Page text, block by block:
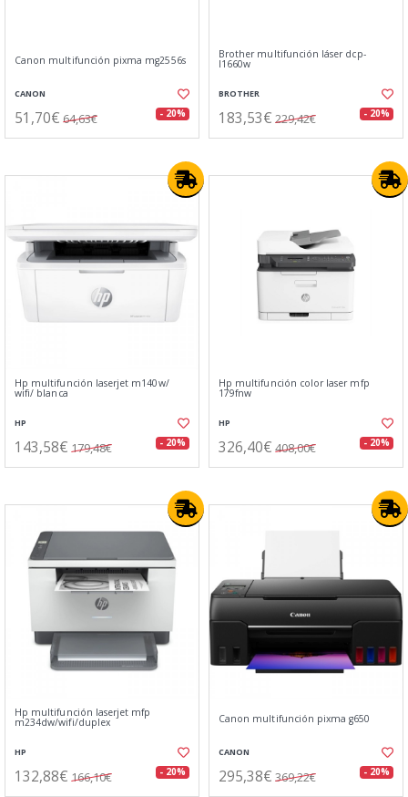
Canon multifunción pixma mg2556s
CANON
51,70€ 64,63€ - 20%
Brother multifunción láser dcp-
l1660w
BROTHER
183,53€ 229,42€ - 20%
Hp multifunción laserjet m140w/
wifi/ blanca
HP
143,58€ 179,48€ - 20%
Hp multifunción color laser mfp
179fnw
HP
326,40€ 408,00€ - 20%
Hp multifunción laserjet mfp
m234dw/wifi/duplex
HP
132,88€ 166,10€ - 20%
Canon multifunción pixma g650
CANON
295,38€ 369,22€ - 20%